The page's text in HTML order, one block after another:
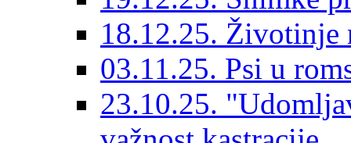
18.12.25. Životinje
03.11.25. Psi u
23.10.25.